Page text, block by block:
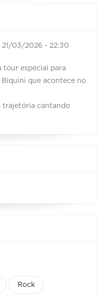
21/03/2026 - 22:30
tour especial para
que acontece no
trajetória cantando
Rock